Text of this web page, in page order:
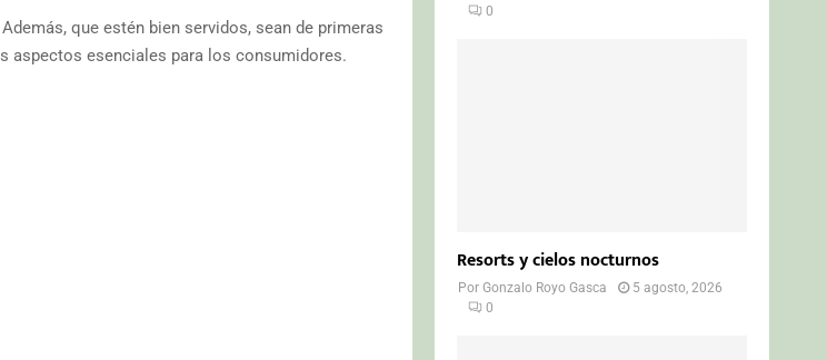
Además, que estén bien servidos, sean de primeras
aspectos esenciales para los consumidores.
0
Resorts y cielos nocturnos
PorGonzalo Royo Gasca
5 agosto, 2026
0